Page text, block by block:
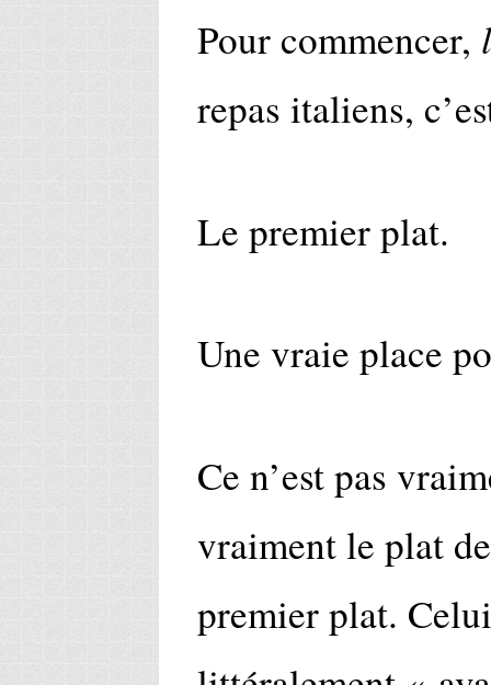
Pour commencer,
repas italiens,
Le premier plat.
Une vraie place
Ce n’est pas
vraiment le plat
premier plat.